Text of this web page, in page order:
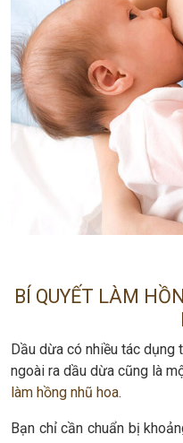
BÍ QUYẾT LÀM
Dầu dừa có nhiều tác dụng
ngoài ra dầu dừa cũng là
làm hồng nhũ hoa.
Bạn chỉ cần chuẩn bị